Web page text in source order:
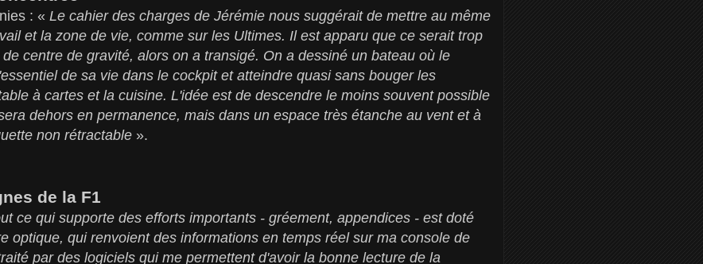
: « Le cahier des charges de Jérémie nous suggérait de mettre au même
et la zone de vie, comme sur les Ultimes. Il est apparu que ce serait trop
centre de gravité, alors on a transigé. On a dessiné un bateau où le
de sa vie dans le cockpit et atteindre quasi sans bouger les
à cartes et la cuisine. L'idée est de descendre le moins souvent possible
dehors en permanence, mais dans un espace très étanche au vent et à
non rétractable ».
de la F1
ce qui supporte des efforts importants - gréement, appendices - est doté
optique, qui renvoient des informations en temps réel sur ma console de
par des logiciels qui me permettent d'avoir la bonne lecture de la